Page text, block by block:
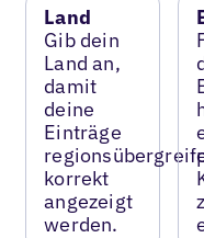
Land
Gib dein
Land an,
damit
deine
Einträge
korrekt
angezeigt
werden.